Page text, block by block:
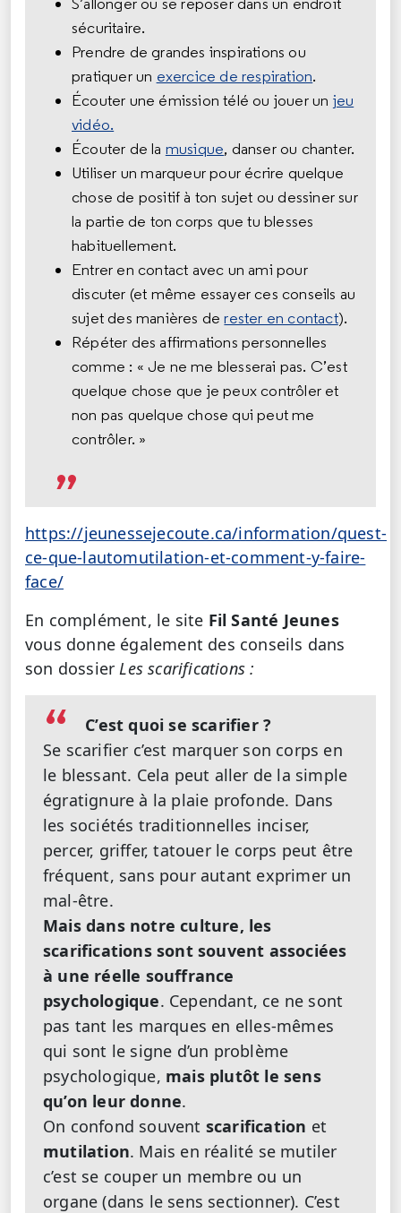
sécuritaire.
Prendre de grandes inspirations ou
pratiquer un exercice de respiration.
Écouter une émission télé ou jouer un jeu
vidéo.
Écouter de la musique, danser ou chanter.
Utiliser un marqueur pour écrire quelque
chose de positif à ton sujet ou dessiner sur
la partie de ton corps que tu blesses
habituellement.
Entrer en contact avec un ami pour
discuter (et même essayer ces conseils au
sujet des manières derester en contact).
Répéter des affirmations personnelles
comme : « Je ne me blesserai pas. C’est
quelque chose que je peux contrôler et
non pas quelque chose qui peut me
contrôler. »
https://jeunessejecoute.ca/information/quest-
ce-que-lautomutilation-et-comment-y-faire-
face/
En complément, le site Fil Santé Jeunes
vous donne également des conseils dans
son dossier Les scarifications :
C’est quoi se scarifier ?
Se scarifier c’est marquer son corps en
le blessant. Cela peut aller de la simple
égratignure à la plaie profonde. Dans
les sociétés traditionnelles inciser,
percer, griffer, tatouer le corps peut être
fréquent, sans pour autant exprimer un
mal-être.
Mais dans notre culture, les
scarifications sont souvent associées
à une réelle souffrance
psychologique. Cependant, ce ne sont
pas tant les marques en elles-mêmes
qui sont le signe d’un problème
psychologique, mais plutôt le sens
qu’on leur donne.
On confond souvent scarification et
mutilation. Mais en réalité se mutiler
c’est se couper un membre ou un
organe (dans le sens sectionner). C’est